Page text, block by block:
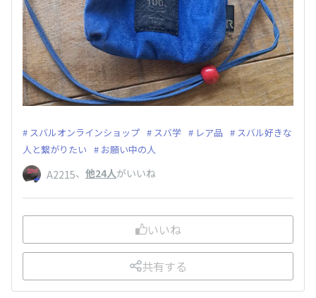
スバルオンラインショップ スバ学 レア品
スバル好きな
人と繋がりたい
お願い中の人
A2215、 他24人がいいね
いいね
共有する